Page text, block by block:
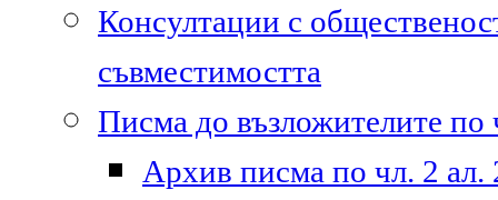
Консултации с
съвместимостта
Писма до възложителите по
Архив писма по чл. 2 ал.